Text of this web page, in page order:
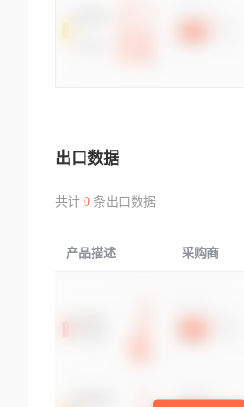
出口数据
共计 0条出口数据
产品描述 采购商